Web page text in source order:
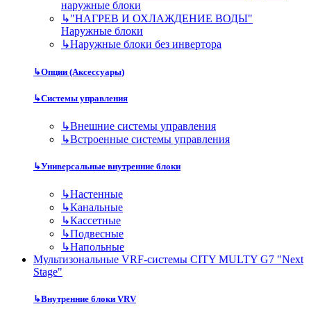
наружные блоки
↳"НАГРЕВ И ОХЛАЖДЕНИЕ ВОДЫ"
Наружные блоки
↳Наружные блоки без инвертора
↳Опции (Аксессуары)
↳Системы управления
↳Внешние системы управления
↳Встроенные системы управления
↳Универсальные внутренние блоки
↳Настенные
↳Канальные
↳Кассетные
↳Подвесные
↳Напольные
Мультизональные VRF-системы CITY MULTY G7 "Next
Stage"
↳Внутренние блоки VRV